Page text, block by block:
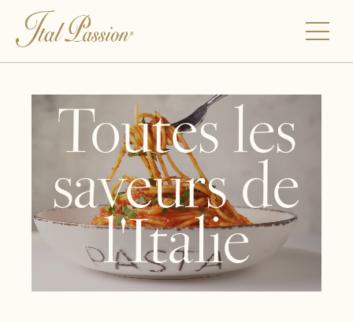
Toutes les
saveurs de
l'Italie